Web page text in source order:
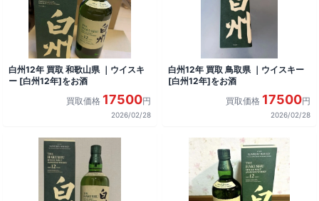
白州12年 買取 和歌山県 ｜ウイスキ
ー [白州12年]をお酒
買取価格 17500円
2026/02/28
白州12年 買取 鳥取県 ｜ウイスキー
[白州12年]をお酒
買取価格 17500円
2026/02/28